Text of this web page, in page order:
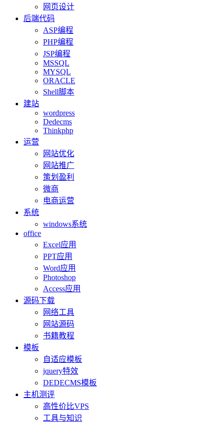
网页设计
后端代码
ASP编程
PHP编程
JSP编程
MSSQL
MYSQL
ORACLE
Shell脚本
建站
wordpress
Dedecms
Thinkphp
运营
网站优化
网站推广
策划盈利
微商
电商运营
系统
windows系统
office
Excel应用
PPT应用
Word应用
Photoshop
Access应用
源码下载
网络工具
网站源码
书籍教程
模板
自适应模板
jquery特效
DEDECMS模板
主机测评
高性价比VPS
工具与知识